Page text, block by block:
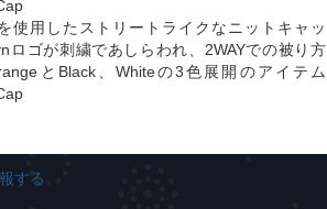
使用したストリートライクなニットキャッ
ロゴが刺繍であしらわれ、2WAYでの被り方
とBlack、Whiteの3色展開のアイテム
する